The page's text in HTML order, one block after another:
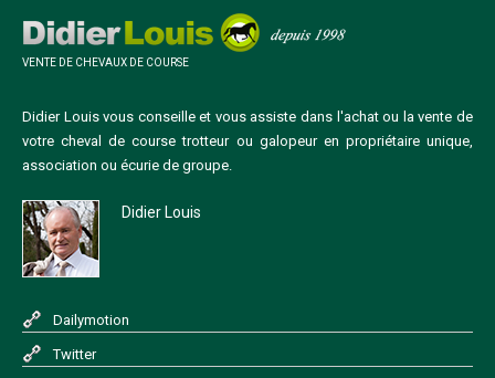
VENTE DE CHEVAUX DE COURSE
Didier Louis vous conseille et vous assiste dans l'achat ou la vente de
votre cheval de course trotteur ou galopeur en propriétaire unique,
association ou écurie de groupe.
Didier Louis
Dailymotion
Twitter